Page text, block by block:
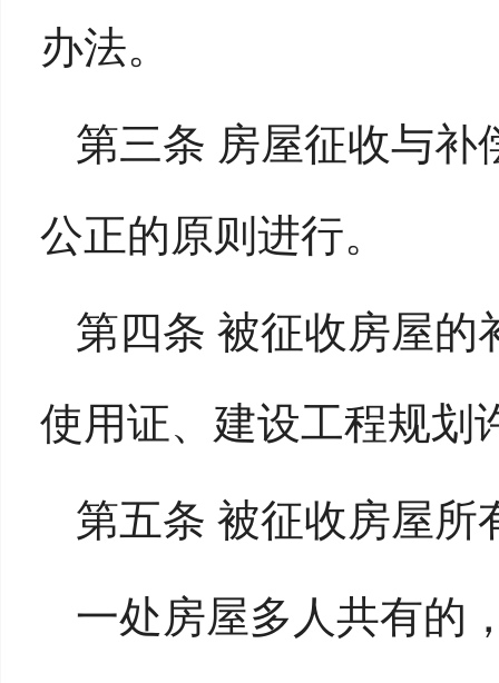
办法。
第三条 房屋征收与补
公正的原则进行。
第四条 被征收房屋的
使用证、建设工程规划
第五条 被征收房屋所
一处房屋多人共有的